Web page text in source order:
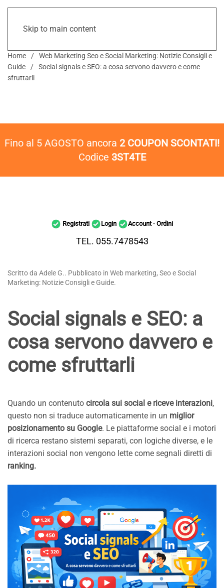
Skip to main content
Home
Web Marketing Seo e Social Marketing: Notizie Consigli e
Guide
Social signals e SEO: a cosa servono davvero e come
sfruttarli
Fino al 5 AGOSTO ancora 2 COUPON SCONTATI!
Codice 3ST4TE
Registrati Login Account - Ordini
TEL. 055.7478543
Scritto da Adele G.. Pubblicato in Web marketing, Seo e Social
Marketing: Notizie Consigli e Guide.
Social signals e SEO: a
cosa servono davvero e
come sfruttarli
Quando un contenuto circola sui social e riceve interazioni,
questo non si traduce automaticamente in un miglior
posizionamento su Google. Le piattaforme social e i motori
di ricerca restano sistemi separati, con logiche diverse, e le
interazioni social non vengono lette come segnali diretti di
ranking.